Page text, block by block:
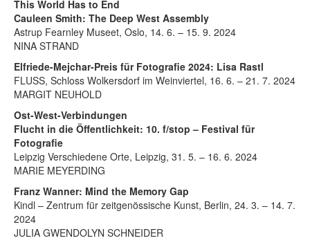
This World Has to End
Cauleen Smith: The Deep West Assembly
Astrup Fearnley Museet, Oslo, 14. 6. – 15. 9. 2024
NINA STRAND
Elfriede-Mejchar-Preis für Fotografie 2024: Lisa Rastl
FLUSS, Schloss Wolkersdorf im Weinviertel, 16. 6. – 21. 7. 2024
MARGIT NEUHOLD
Ost-West-Verbindungen
Flucht in die Öffentlichkeit: 10. f/stop – Festival für
Fotografie
Leipzig Verschiedene Orte, Leipzig, 31. 5. – 16. 6. 2024
MARIE MEYERDING
Franz Wanner: Mind the Memory Gap
Kindl – Zentrum für zeitgenössische Kunst, Berlin, 24. 3. – 14. 7.
2024
JULIA GWENDOLYN SCHNEIDER